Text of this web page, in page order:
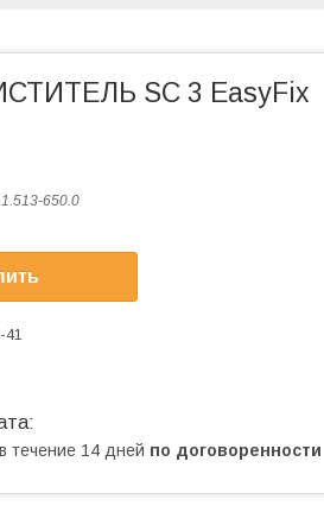
SC 3 EasyFix
1.513-650.0
41
течение 14 дней по договоренности